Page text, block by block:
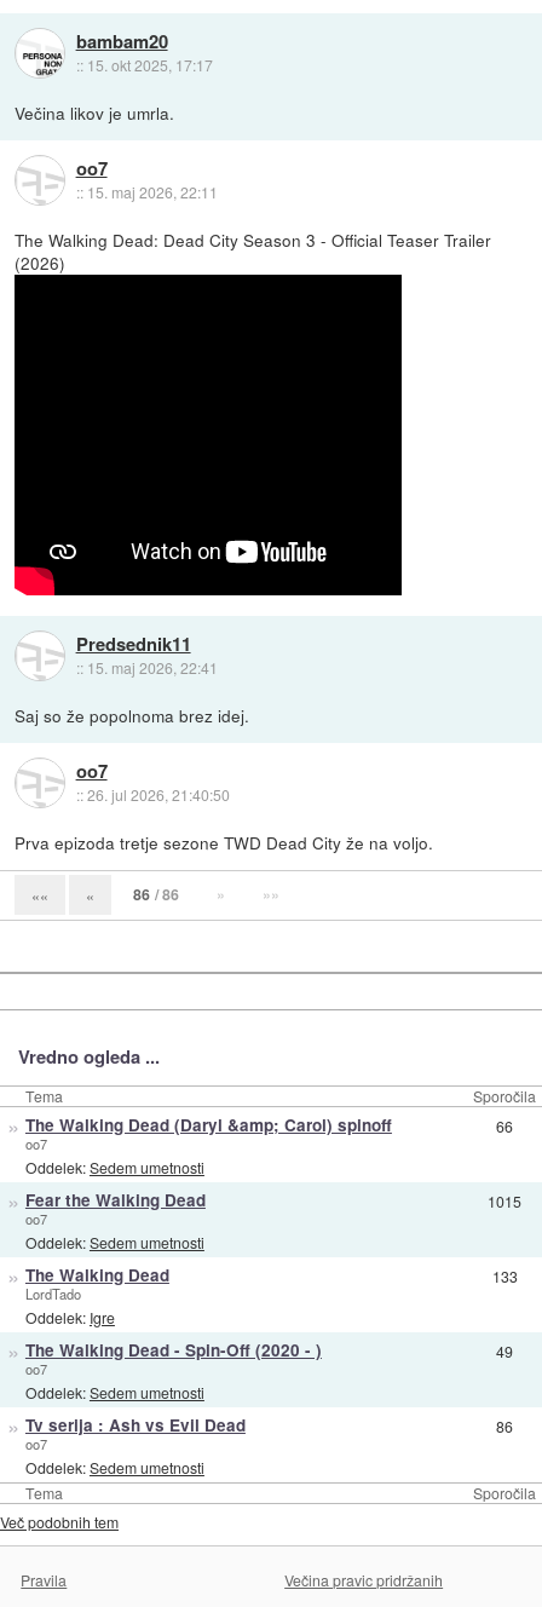
bambam20
:: 15. okt 2025, 17:17
Večina likov je umrla.
oo7
:: 15. maj 2026, 22:11
The Walking Dead: Dead City Season 3 - Official Teaser Trailer
(2026)
Predsednik11
:: 15. maj 2026, 22:41
Saj so že popolnoma brez idej.
oo7
::26. jul 2026, 21:40:50
Prva epizoda tretje sezone TWD Dead City že na voljo.
«« « 86 / 86 » »»
Vredno ogleda ...
Tema Sporočila
Tema Sporočila
» The Walking Dead (Daryl &amp; Carol) spinoff
oo7
Oddelek:Sedem umetnosti
66
» Fear the Walking Dead
oo7
Oddelek:Sedem umetnosti
1015
» The Walking Dead
LordTado
Oddelek: Igre
133
» The Walking Dead - Spin-Off (2020 - )
oo7
Oddelek:Sedem umetnosti
49
» Tv serija : Ash vs Evil Dead
oo7
Oddelek:Sedem umetnosti
86
Več podobnih tem
Pravila Večina pravic pridržanih